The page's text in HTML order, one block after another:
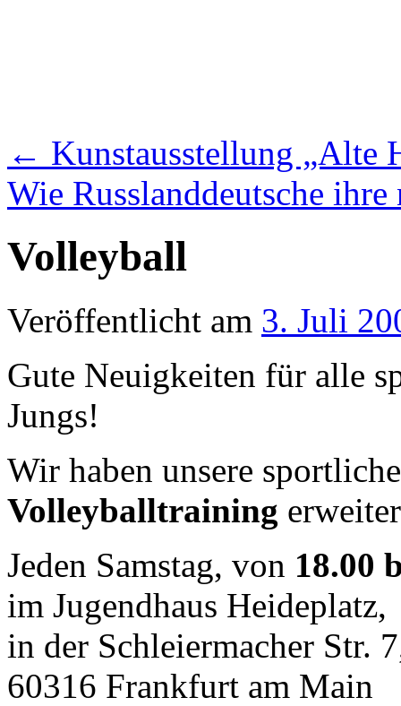
← Kunstausstellung „Alte
Wie Russlanddeutsche
Volleyball
Veröffentlicht am 3. Juli
Gute Neuigkeiten für alle
Jungs!
Wir haben unsere
Volleyballtraining
Jeden Samstag, von 18.00
im Jugendhaus Heideplatz,
in der Schleiermacher Str.
60316 Frankfurt am Main